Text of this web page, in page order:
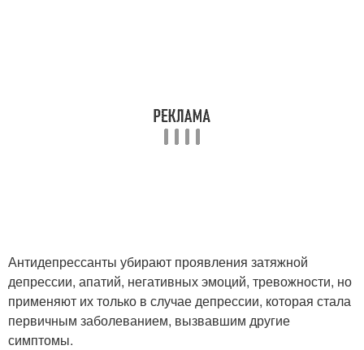
Антидепрессанты убирают проявления затяжной
депрессии, апатий, негативных эмоций, тревожности, но
применяют их только в случае депрессии, которая стала
первичным заболеванием, вызвавшим другие
симптомы.